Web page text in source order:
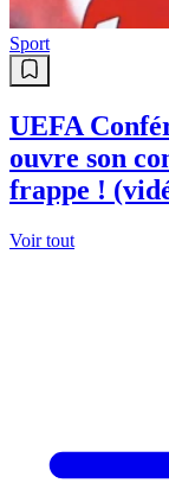
Sport
UEFA
ouvre son
frappe !
Voir tout